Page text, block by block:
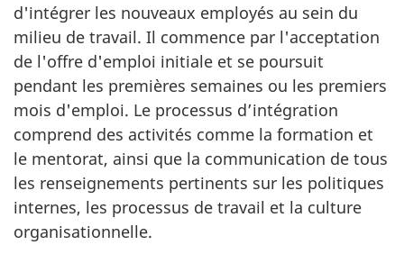
d'intégrer les nouveaux employés au sein du
milieu de travail. Il commence par l'acceptation
de l'offre d'emploi initiale et se poursuit
pendant les premières semaines ou les premiers
mois d'emploi. Le processus d’intégration
comprend des activités comme la formation et
le mentorat, ainsi que la communication de tous
les renseignements pertinents sur les politiques
internes, les processus de travail et la culture
organisationnelle.